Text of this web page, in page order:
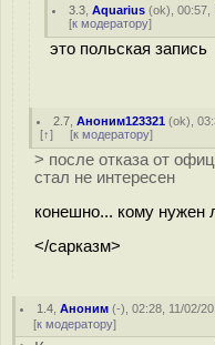
3.3 ,Aquarius (ok), 00:57,
[к модератору]
это польская запись
2.7 ,Аноним123321 (ok),
[↑] [к модератору]
> после отказа от
стал не интересен
конешно... кому нужен
</сарказм>
1.4 ,Аноним (-), 02:28, 11/02/
[к модератору]